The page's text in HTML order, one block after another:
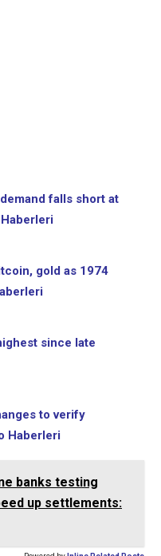
falls short at
gold as 1974
since late
to verify
Haberleri
banks testing
up settlements: